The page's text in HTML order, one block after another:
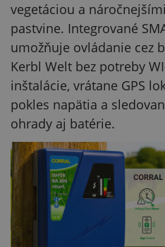
vegetáciou a
pastvine. Integrované
umožňuje ovládanie cez
Kerbl Welt bez potreby
inštalácie, vrátane GPS
pokles napätia a
ohrady aj batérie.